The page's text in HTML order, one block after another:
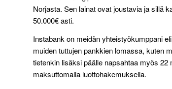
Norjasta. Sen lainat ovat joustavia ja sillä
50.000€ asti.
Instabank on meidän yhteistyökumppani
muiden tuttujen pankkien lomassa, kuten
tietenkin lisäksi päälle napsahtaa myös
maksuttomalla luottohakemuksella.